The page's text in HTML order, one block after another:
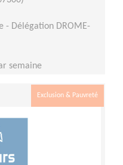
- Délégation DROME-
semaine
Exclusion & Pauvreté